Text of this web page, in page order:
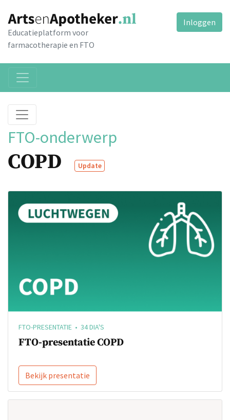
Educatieplatform voor
farmacotherapie en FTO
Inloggen
FTO-onderwerp
COPD Update
FTO-PRESENTATIE • 34 DIA'S
FTO-presentatie COPD
Bekijk presentatie